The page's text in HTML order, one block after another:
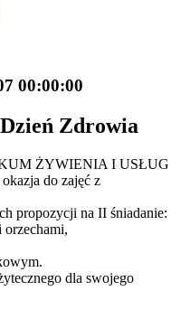
00:00:00
Zdrowia
ŻYWIENIA I USŁUG
do zajęć z
propozycji na II śniadanie:
orzechami,
dla swojego